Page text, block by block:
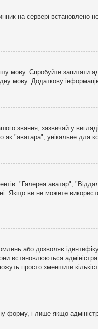
на сервері встановлено
мову. Спробуйте запитати
мову. Додаткову
звання, зазвичай у вигляді
"аватара", унікальне для
"Галерея аватар",
Якщо ви не можете
або дозволяє
встановлюються
просто зменшити
форму, і лише якщо